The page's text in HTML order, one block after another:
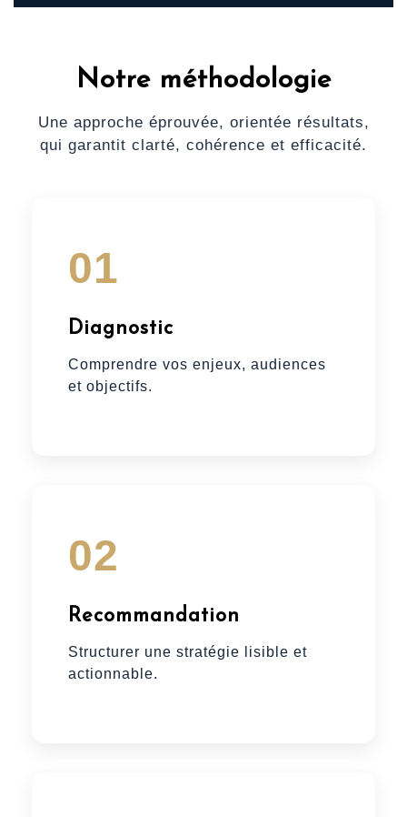
Notre méthodologie
Une approche éprouvée, orientée résultats,
qui garantit clarté, cohérence et efficacité.
01
Diagnostic
Comprendre vos enjeux, audiences
et objectifs.
02
Recommandation
Structurer une stratégie lisible et
actionnable.